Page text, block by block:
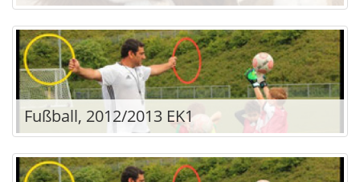
Fußball, 2012/2013 EK1